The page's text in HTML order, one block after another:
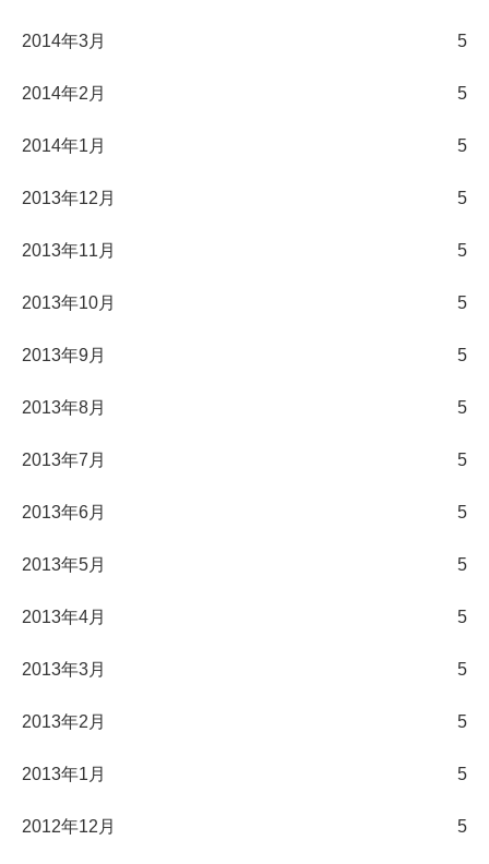
2014年3月 5
2014年2月 5
2014年1月 5
2013年12月 5
2013年11月 5
2013年10月 5
2013年9月 5
2013年8月 5
2013年7月 5
2013年6月 5
2013年5月 5
2013年4月 5
2013年3月 5
2013年2月 5
2013年1月 5
2012年12月 5